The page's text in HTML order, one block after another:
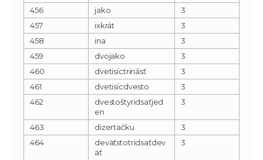
456
jako
3
457
ixkrát
3
458
ina
3
459
dvojako
3
460
dvetisíctrinásť
3
461
dvetisícdvesto
3
462
dvestoštyridsaťjed
en
3
463 dizertačku
3
464
deväťstotridsaťdev
äť
3